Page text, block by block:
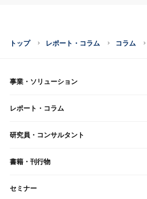
トップ レポート・コラム コラム
事業・ソリューション
事業・ソリューション トップ
リサーチ
レポート・コラム
レポート・コラム トップ
最新のレポート・コラム
研究員・コンサルタント
研究員・コンサルタント トップ
研究員
書籍・刊行物
書籍・刊行物 トップ
セミナー